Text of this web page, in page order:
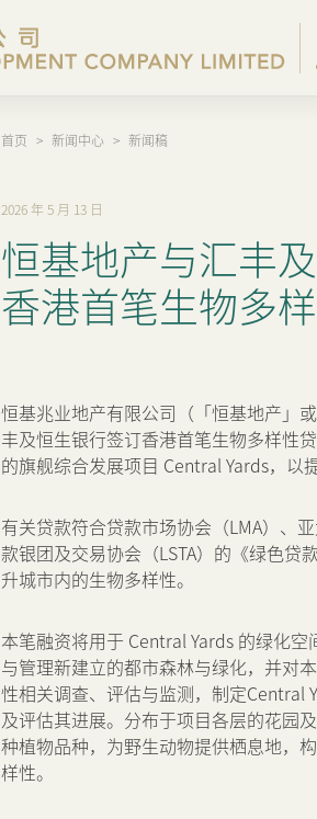
首页 > 新闻中心 > 新闻稿
2026 年 5 月 13 日
恒基地产与汇丰
香港首笔生物多
恒基兆业地产有限公司（「恒基地产」
丰及恒生银行签订香港首笔生物多样性
的旗舰综合发展项目 Central Yards，以
有关贷款符合贷款市场协会（LMA）、
款银团及交易协会（LSTA）的《绿色贷
升城市内的生物多样性。
本笔融资将用于 Central Yards 的绿化
与管理新建立的都市森林与绿化，并对
性相关调查、评估与监测，制定Central
及评估其进展。分布于项目各层的花园
种植物品种，为野生动物提供栖息地，
样性。